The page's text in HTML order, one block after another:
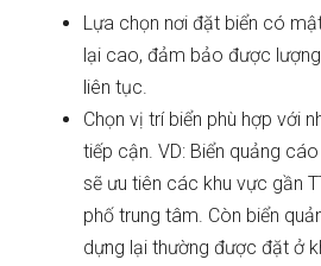
Lựa chọn nơi đặt biển có
lại cao, đảm bảo được
liên tục.
Chọn vị trí biển phù hợp với
tiếp cận. VD: Biển quảng
sẽ ưu tiên các khu vực gần
phố trung tâm. Còn biển
dựng lại thường được đặt ở